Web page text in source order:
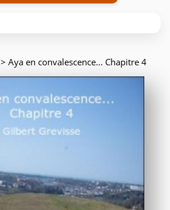
> Aya en convalescence... Chapitre 4